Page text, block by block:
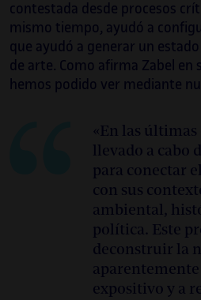
contestada desde procesos
mismo tiempo, ayudó a
que ayudó a generar un
de arte. Como afirma Zabel en
hemos podido ver mediante
«En las últimas
llevado a cabo
para conectar
con sus
ambiental,
política. Este
deconstruir la
expositivo y a